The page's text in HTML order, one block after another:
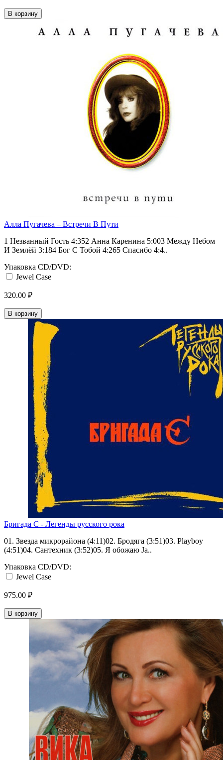
В корзину
Алла Пугачева ‎– Встречи В Пути
1 Незванный Гость 4:352 Анна Каренина 5:003 Между Небом
И Землёй 3:184 Бог С Тобой 4:265 Спасибо 4:4..
Упаковка CD/DVD:
Jewel Case
320.00 ₽
В корзину
Бригада С - Легенды русского рока
01. Звезда микрорайона (4:11)02. Бродяга (3:51)03. Playboy
(4:51)04. Сантехник (3:52)05. Я обожаю Ja..
Упаковка CD/DVD:
Jewel Case
975.00 ₽
В корзину